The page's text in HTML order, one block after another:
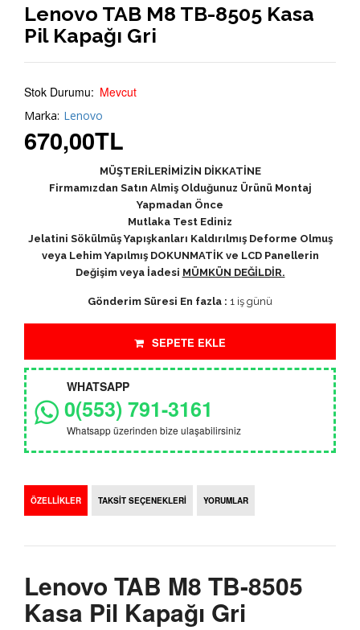
Lenovo TAB M8 TB-8505 Kasa
Pil Kapağı Gri
Stok Durumu: Mevcut
Marka: Lenovo
670,00TL
MÜŞTERİLERİMİZİN DİKKATİNE
Firmamızdan Satın Almiş Olduğunuz Ürünü Montaj
Yapmadan Önce
Mutlaka Test Ediniz
Jelatini Sökülmüş Yapışkanları Kaldırılmış Deforme Olmuş
veya Lehim Yapılmış DOKUNMATİK ve LCD Panellerin
Değişim veya İadesi MÜMKÜN DEĞİLDİR.
Gönderim Süresi En fazla : 1 iş günü
SEPETE EKLE
WHATSAPP
0(553) 791-3161
Whatsapp üzerinden bize ulaşabilirsiniz
ÖZELLİKLER TAKSİT SEÇENEKLERİ YORUMLAR
Lenovo TAB M8 TB-8505
Kasa Pil Kapağı Gri